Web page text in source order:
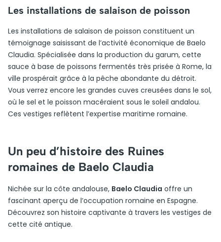
Les installations de salaison de poisson
Les installations de salaison de poisson constituent un
témoignage saisissant de l’activité économique de Baelo
Claudia. Spécialisée dans la production du garum, cette
sauce à base de poissons fermentés très prisée à Rome, la
ville prospérait grâce à la pêche abondante du détroit.
Vous verrez encore les grandes cuves creusées dans le sol,
où le sel et le poisson macéraient sous le soleil andalou.
Ces vestiges reflètent l’expertise maritime romaine.
Un peu d’histoire des Ruines
romaines de Baelo Claudia
Nichée sur la côte andalouse, Baelo Claudia offre un
fascinant aperçu de l’occupation romaine en Espagne.
Découvrez son histoire captivante à travers les vestiges de
cette cité antique.